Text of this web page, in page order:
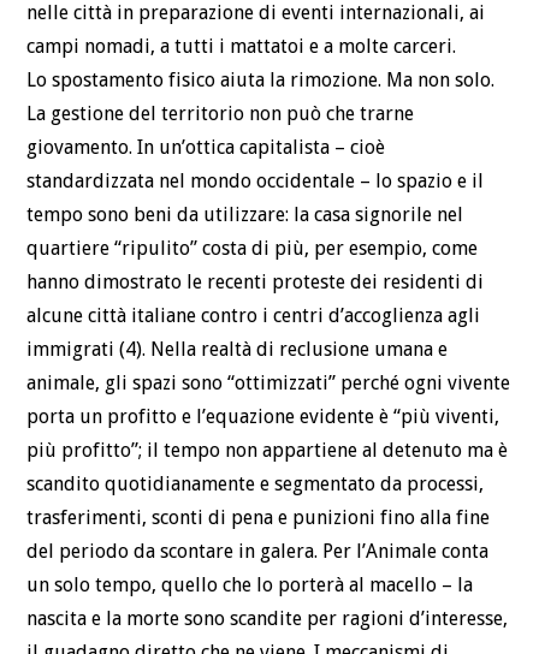
nelle città in preparazione di eventi internazionali, ai
campi nomadi, a tutti i mattatoi e a molte carceri.
Lo spostamento fisico aiuta la rimozione. Ma non solo.
La gestione del territorio non può che trarne
giovamento. In un’ottica capitalista – cioè
standardizzata nel mondo occidentale – lo spazio e il
tempo sono beni da utilizzare: la casa signorile nel
quartiere “ripulito” costa di più, per esempio, come
hanno dimostrato le recenti proteste dei residenti di
alcune città italiane contro i centri d’accoglienza agli
immigrati (4). Nella realtà di reclusione umana e
animale, gli spazi sono “ottimizzati” perché ogni vivente
porta un profitto e l’equazione evidente è “più viventi,
più profitto”; il tempo non appartiene al detenuto ma è
scandito quotidianamente e segmentato da processi,
trasferimenti, sconti di pena e punizioni fino alla fine
del periodo da scontare in galera. Per l’Animale conta
un solo tempo, quello che lo porterà al macello – la
nascita e la morte sono scandite per ragioni d’interesse,